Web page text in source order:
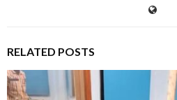
RELATED POSTS